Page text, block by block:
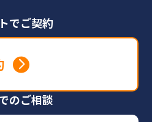
でご契約
のご相談